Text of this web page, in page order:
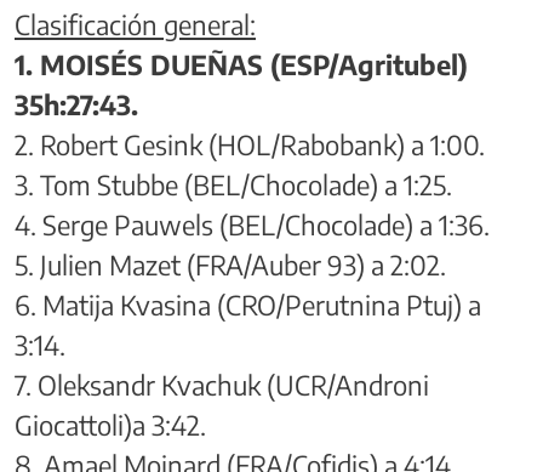
Clasificación general:
1. MOISÉS DUEÑAS (ESP/Agritubel)
35h:27:43.
2. Robert Gesink (HOL/Rabobank) a 1:00.
3. Tom Stubbe (BEL/Chocolade) a 1:25.
4. Serge Pauwels (BEL/Chocolade) a 1:36.
5. Julien Mazet (FRA/Auber 93) a 2:02.
6. Matija Kvasina (CRO/Perutnina Ptuj) a
3:14.
7. Oleksandr Kvachuk (UCR/Androni
Giocattoli)a 3:42.
8. Amael Moinard (FRA/Cofidis) a 4:14.